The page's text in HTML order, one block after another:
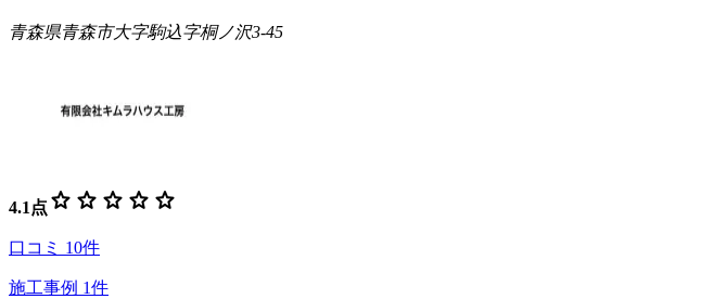
青森県青森市大字駒込字桐ノ沢3-45
4.1 点 star star star star star
口コミ 10件
施工事例 1件